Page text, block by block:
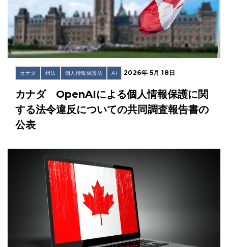
カナダ 州法 個人情報保護法 AI 2026年 5月 18日
カナダ OpenAIによる個人情報保護に関
する法令違反についての共同調査報告書の
公表